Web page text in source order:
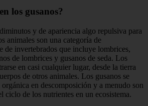
los gusanos?
y de apariencia algo repulsiva para
animales son una categoría de
de invertebrados que incluye lombrices,
de lombrices y gusanos de seda. Los
en casi cualquier lugar, desde la tierra
de otros animales. Los gusanos se
en descomposición y a menudo son
ciclo de los nutrientes en un ecosistema.